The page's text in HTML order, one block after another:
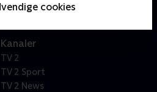
cookies
Kanaler
TV 2
TV 2 Sport
TV 2 News